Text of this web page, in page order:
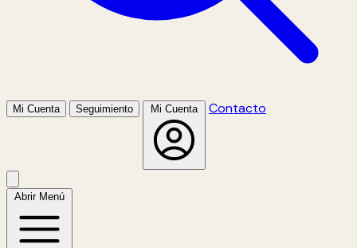
Mi Cuenta Seguimiento Mi Cuenta Contacto
Abrir Menú